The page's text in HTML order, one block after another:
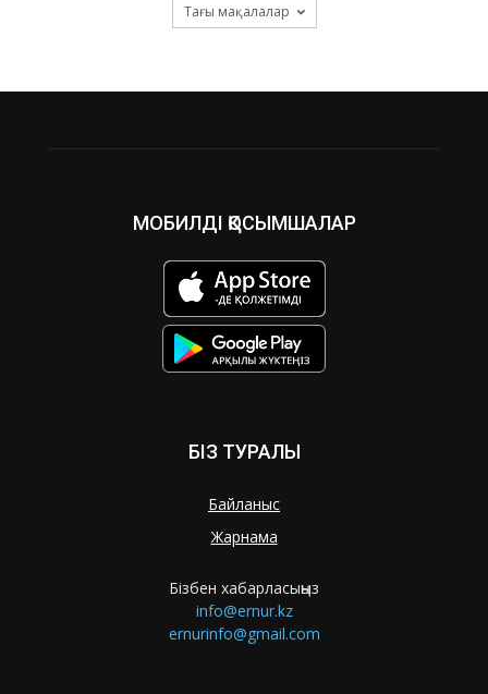
Тағы мақалалар
МОБИЛДІ ҚОСЫМШАЛАР
БІЗ ТУРАЛЫ
Байланыс
Жарнама
Бізбен хабарласыңыз
info@ernur.kz
ernurinfo@gmail.com